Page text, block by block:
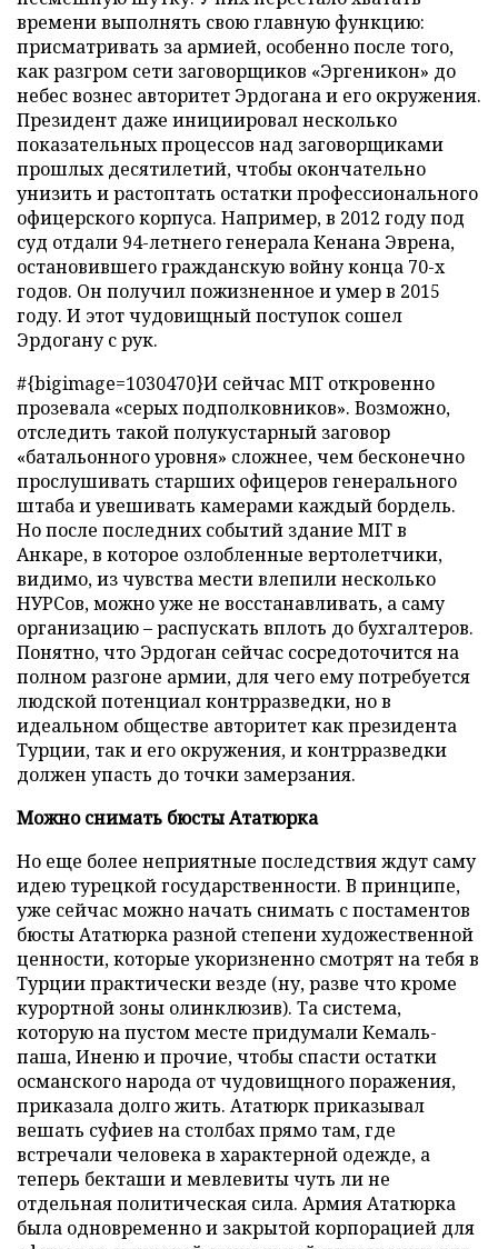
времени выполнять свою главную функцию:
присматривать за армией, особенно после того,
как разгром сети заговорщиков «Эргеникон» до
небес вознес авторитет Эрдогана и его окружения.
Президент даже инициировал несколько
показательных процессов над заговорщиками
прошлых десятилетий, чтобы окончательно
унизить и растоптать остатки профессионального
офицерского корпуса. Например, в 2012 году под
суд отдали 94-летнего генерала Кенана Эврена,
остановившего гражданскую войну конца 70-х
годов. Он получил пожизненное и умер в 2015
году. И этот чудовищный поступок сошел
Эрдогану с рук.
#{bigimage=1030470}И сейчас MIT откровенно
прозевала «серых подполковников». Возможно,
отследить такой полукустарный заговор
«батальонного уровня» сложнее, чем бесконечно
прослушивать старших офицеров генерального
штаба и увешивать камерами каждый бордель.
Но после последних событий здание MIT в
Анкаре, в которое озлобленные вертолетчики,
видимо, из чувства мести влепили несколько
НУРСов, можно уже не восстанавливать, а саму
организацию – распускать вплоть до бухгалтеров.
Понятно, что Эрдоган сейчас сосредоточится на
полном разгоне армии, для чего ему потребуется
людской потенциал контрразведки, но в
идеальном обществе авторитет как президента
Турции, так и его окружения, и контрразведки
должен упасть до точки замерзания.
Можно снимать бюсты Ататюрка
Но еще более неприятные последствия ждут саму
идею турецкой государственности. В принципе,
уже сейчас можно начать снимать с постаментов
бюсты Ататюрка разной степени художественной
ценности, которые укоризненно смотрят на тебя в
Турции практически везде (ну, разве что кроме
курортной зоны олинклюзив). Та система,
которую на пустом месте придумали Кемаль-
паша, Иненю и прочие, чтобы спасти остатки
османского народа от чудовищного поражения,
приказала долго жить. Ататюрк приказывал
вешать суфиев на столбах прямо там, где
встречали человека в характерной одежде, а
теперь бекташи и мевлевиты чуть ли не
отдельная политическая сила. Армия Ататюрка
была одновременно и закрытой корпорацией для